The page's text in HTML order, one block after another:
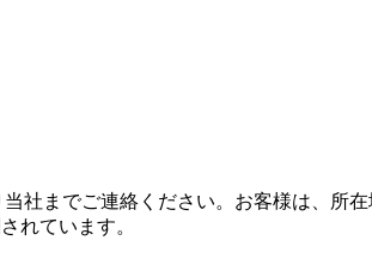
社までご連絡ください。お客様は、所
れています。